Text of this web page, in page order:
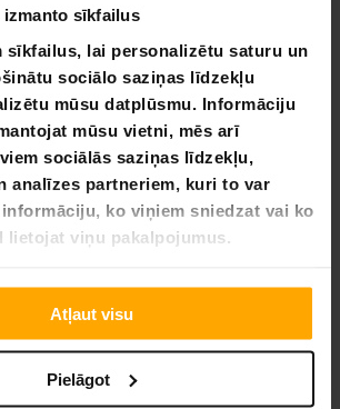
sīkfailus
sīkfailus, lai personalizētu saturu un
sociālo saziņas līdzekļu
mūsu datplūsmu. Informāciju
mūsu vietni, mēs arī
sociālās saziņas līdzekļu,
analīzes partneriem, kuri to var
ko viņiem sniedzat vai ko
lietojat viņu pakalpojumus.
Atļaut visu
Pielāgot
Singles' Day ir iepirkšanās diena, kas
Ķīnā. Sākotnēji Singles' Day bija
cilvēkiem, taču tagad tā ir viena no
dienām. Daudzi mazumtirgotāji
Day atlaides, lai to svinētu.